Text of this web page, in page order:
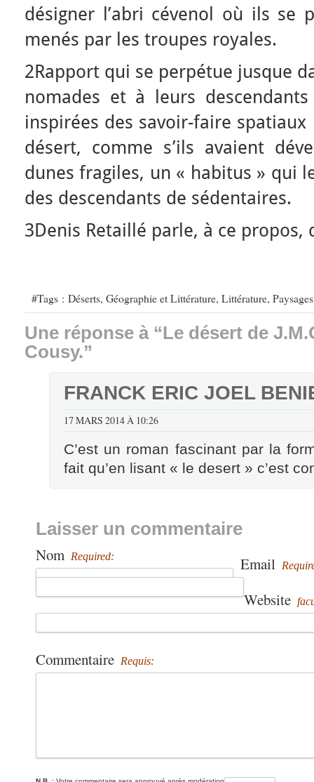
désigner l’abri cévenol où ils se
menés par les troupes royales.
2Rapport qui se perpétue jusque
nomades et à leurs
inspirées des savoir-faire
désert, comme s’ils avaient
dunes fragiles, un « habitus » qui
des descendants de sédentaires.
3Denis Retaillé parle, à ce propos,
#Tags : Déserts, Géographie et Littérature, Littérature, Paysages
Une réponse à “Le désert de
Cousy.”
FRANCK ERIC JOEL
17 MARS 2014 À 10:26
C’est un roman fascinant par la
fait qu’en lisant « le desert » c’est
Laisser un commentaire
Nom Required: Email
Website
Commentaire Requis: